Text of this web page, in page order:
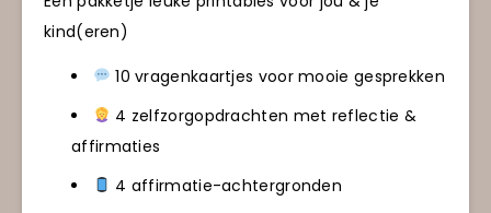
kind(eren)
10 vragenkaartjes voor mooie gesprekken
4 zelfzorgopdrachten met reflectie &
affirmaties
4 affirmatie-achtergronden